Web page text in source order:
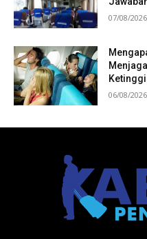
07/08/2026
06/08/2026